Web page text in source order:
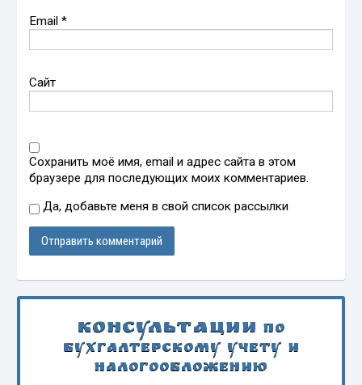
Email*
Сайт
Сохранить моё имя, email и адрес сайта в этом
браузере для последующих моих комментариев.
Да, добавьте меня в свой список рассылки
Консультации по
бухгалтерскому учету и
налогообложению